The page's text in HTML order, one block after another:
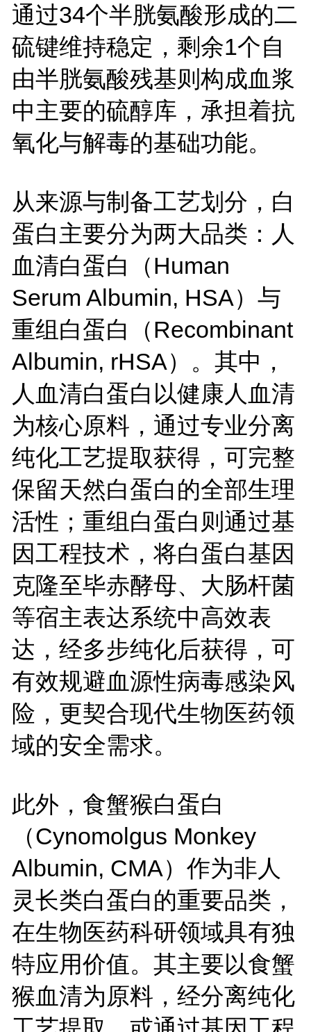
通过34个半胱氨酸形成的二
硫键维持稳定，剩余1个自
由半胱氨酸残基则构成血浆
中主要的硫醇库，承担着抗
氧化与解毒的基础功能。
从来源与制备工艺划分，白
蛋白主要分为两大品类：人
血清白蛋白（Human
Serum Albumin, HSA）与
重组白蛋白（Recombinant
Albumin, rHSA）。其中，
人血清白蛋白以健康人血清
为核心原料，通过专业分离
纯化工艺提取获得，可完整
保留天然白蛋白的全部生理
活性；重组白蛋白则通过基
因工程技术，将白蛋白基因
克隆至毕赤酵母、大肠杆菌
等宿主表达系统中高效表
达，经多步纯化后获得，可
有效规避血源性病毒感染风
险，更契合现代生物医药领
域的安全需求。
此外，食蟹猴白蛋白
（Cynomolgus Monkey
Albumin, CMA）作为非人
灵长类白蛋白的重要品类，
在生物医药科研领域具有独
特应用价值。其主要以食蟹
猴血清为原料，经分离纯化